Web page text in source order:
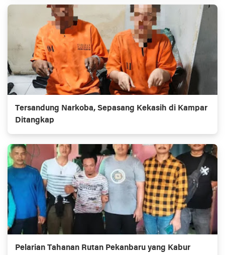
Tersandung Narkoba, Sepasang Kekasih di Kampar
Ditangkap
Pelarian Tahanan Rutan Pekanbaru yang Kabur